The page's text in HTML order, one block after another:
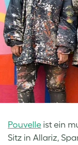
Pouvelle ist ein
Sitz in Allariz,